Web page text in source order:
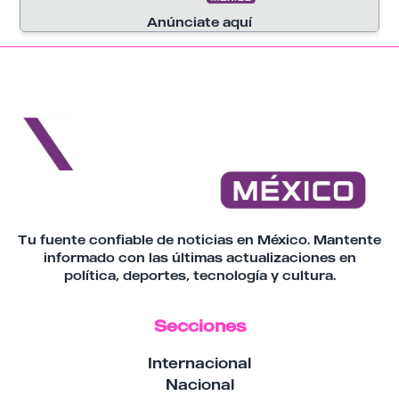
Anúnciate aquí
Tu fuente confiable de noticias en México. Mantente
informado con las últimas actualizaciones en
política, deportes, tecnología y cultura.
Secciones
Internacional
Nacional